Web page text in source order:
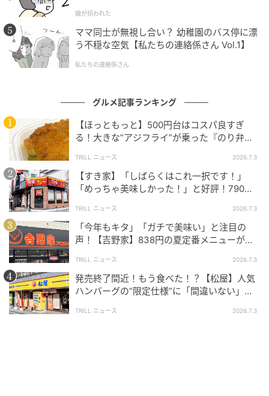
プリプリのエビが3尾。しっかりしたサイズ感があり、
たっぷりエビの身を楽しめるのが嬉しい！
娘が拐われた
ママ同士が無視し合い？ 幼稚園のバス停に漂
う不穏な空気【私たちの連絡係さん Vol.1】
私たちの連絡係さん
グルメ記事ランキング
【ほっともっと】500円台はコスパ良すぎ
る！大きな“アジフライ”が乗った『のり弁
の声
TRILL ニュース 2026.7.3
【すき家】「しばらくはこれ一択です！」
「めっちゃ美味しかった！」と好評！790円
TRILL ニュース 2026.7.3
「今年もキタ」「ガチで美味い」と注目の
声！【吉野家】838円の夏定番メニューがさ
TRILL ニュース 2026.7.3
発売終了間近！もう食べた！？【松屋】人気
ハンバーグの“限定仕様”に「間違いない」
TRILL ニュース 2026.7.3